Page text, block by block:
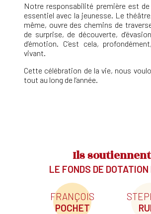
Notre responsabilité première est
essentiel avec la jeunesse. Le
même, ouvre des chemins de
de surprise, de découverte,
d’émotion. C’est cela,
vivant.
Cette célébration de la vie, nous
tout au long de l’année.
Ils soutiennent
LE FONDS DE
FRANÇOIS
POCHET